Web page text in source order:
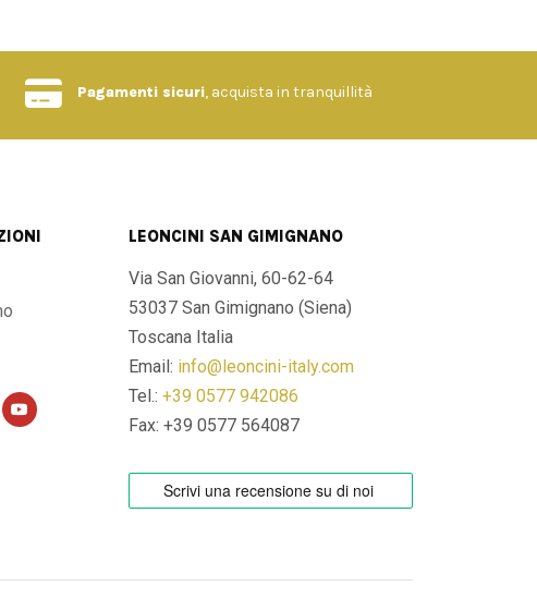
Pagamenti sicuri, acquista in tranquillità
LEONCINI SAN GIMIGNANO
Via San Giovanni, 60-62-64
53037 San Gimignano (Siena)
Toscana Italia
Email: info@leoncini-italy.com
Tel.: +39 0577 942086
Fax: +39 0577 564087